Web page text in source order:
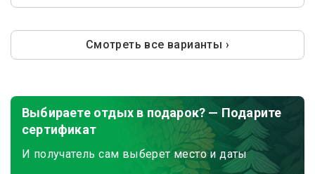
Смотреть все варианты ›
Выбираете отдых в подарок? — Подарите
сертификат
И получатель сам выберет место и даты